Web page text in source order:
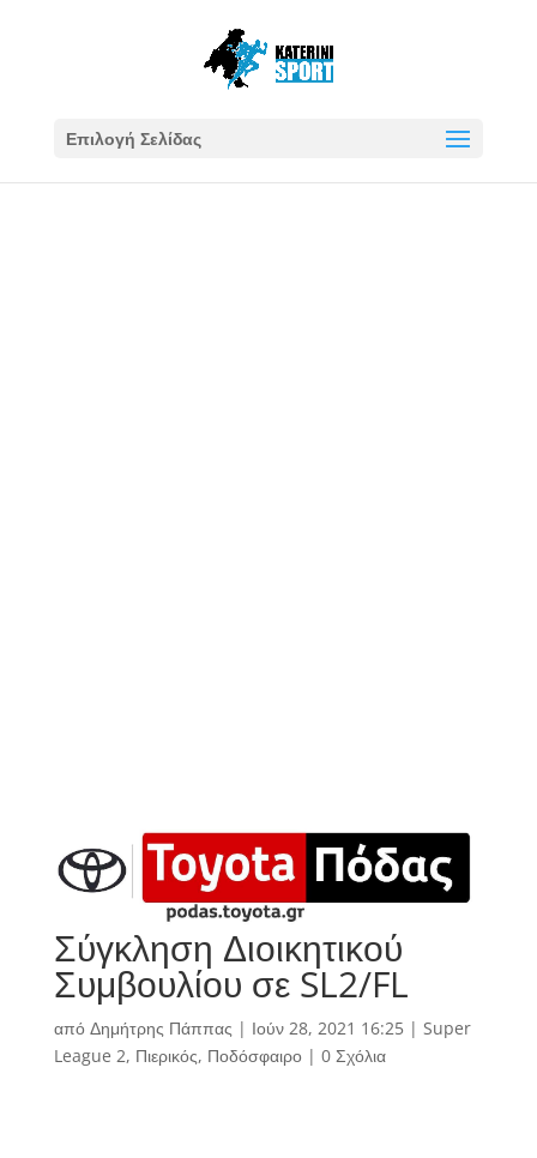
Επιλογή Σελίδας
Σύγκληση Διοικητικού
Συμβουλίου σε SL2/FL
από Δημήτρης Πάππας | Ιούν 28, 2021 16:25| Super
League 2, Πιερικός, Ποδόσφαιρο| 0 Σχόλια